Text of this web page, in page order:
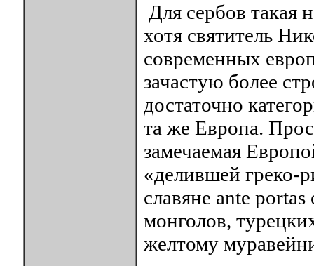
Для сербов такая
хотя святитель
современных
зачастую более
достаточно
та же Европа.
замечаемая
«делившей греко-
славяне аnte
монголов,
желтому